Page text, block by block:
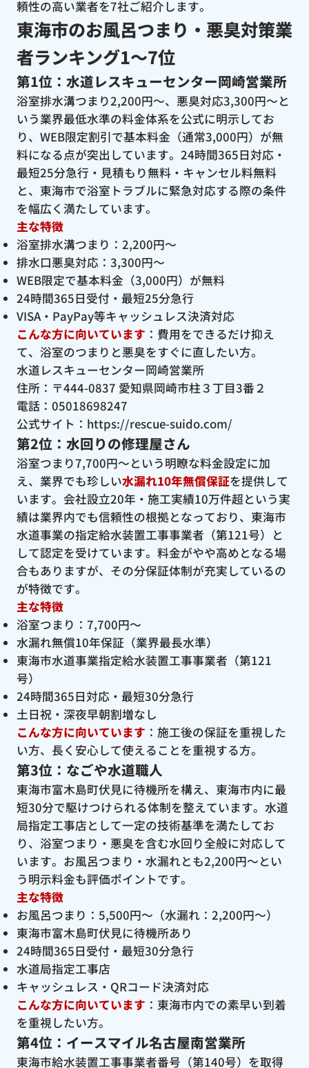
頼性の高い業者を7社ご紹介します。
東海市のお風呂つまり・悪臭対策業
者ランキング1〜7位
第1位：水道レスキューセンター岡崎営業所
浴室排水溝つまり2,200円〜、悪臭対応3,300円〜と
いう業界最低水準の料金体系を公式に明示してお
り、WEB限定割引で基本料金（通常3,000円）が無
料になる点が突出しています。24時間365日対応・
最短25分急行・見積もり無料・キャンセル料無料
と、東海市で浴室トラブルに緊急対応する際の条件
を幅広く満たしています。
主な特徴
浴室排水溝つまり：2,200円〜
排水口悪臭対応：3,300円〜
WEB限定で基本料金（3,000円）が無料
24時間365日受付・最短25分急行
VISA・PayPay等キャッシュレス決済対応
こんな方に向いています ：費用をできるだけ抑え
て、浴室のつまりと悪臭をすぐに直したい方。
水道レスキューセンター岡崎営業所
住所：〒444-0837 愛知県岡崎市柱３丁目3番２
電話：05018698247
公式サイト： https://rescue-suido.com/
第2位：水回りの修理屋さん
浴室つまり7,700円〜という明瞭な料金設定に加
え、業界でも珍しい水漏れ10年無償保証を提供して
います。会社設立20年・施工実績10万件超という実
績は業界内でも信頼性の根拠となっており、東海市
水道事業の指定給水装置工事事業者（第121号）と
して認定を受けています。料金がやや高めとなる場
合もありますが、その分保証体制が充実しているの
が特徴です。
主な特徴
浴室つまり：7,700円〜
水漏れ無償10年保証（業界最長水準）
東海市水道事業指定給水装置工事事業者（第121
号）
24時間365日対応・最短30分急行
土日祝・深夜早朝割増なし
こんな方に向いています ：施工後の保証を重視した
い方、長く安心して使えることを重視する方。
第3位：なごや水道職人
東海市富木島町伏見に待機所を構え、東海市内に最
短30分で駆けつけられる体制を整えています。水道
局指定工事店として一定の技術基準を満たしてお
り、浴室つまり・悪臭を含む水回り全般に対応して
います。お風呂つまり・水漏れとも2,200円〜とい
う明示料金も評価ポイントです。
主な特徴
お風呂つまり：5,500円〜（水漏れ：2,200円〜）
東海市富木島町伏見に待機所あり
24時間365日受付・最短30分急行
水道局指定工事店
キャッシュレス・QRコード決済対応
こんな方に向いています ：東海市内での素早い到着
を重視したい方。
第4位：イースマイル名古屋南営業所
東海市給水装置工事事業者番号（第140号）を取得